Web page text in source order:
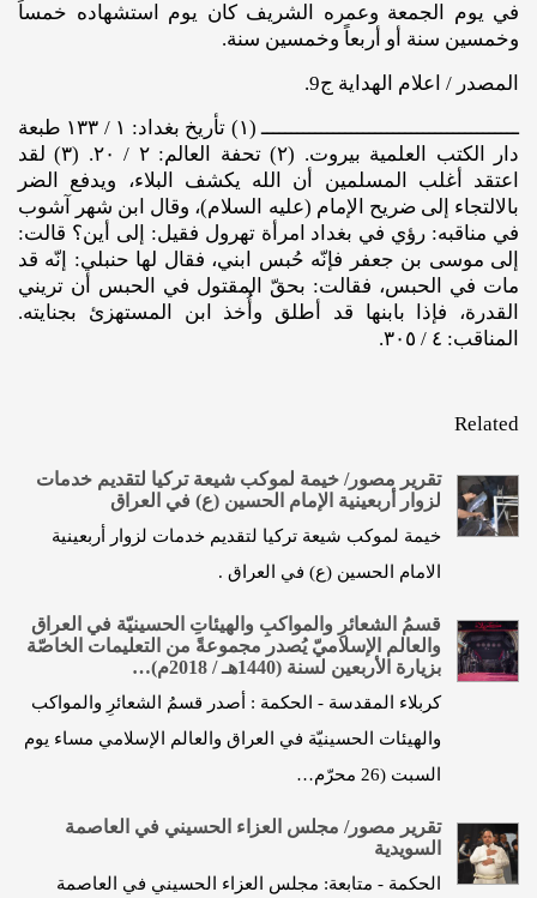
في يوم الجمعة وعمره الشريف كان يوم استشهاده خمساً
وخمسين سنة أو أربعاً وخمسين سنة.
المصدر / اعلام الهداية ج9.
ـــــــــــــــــــــــــــــــــــــــــــ (١) تأريخ بغداد: ١ / ١٣٣ طبعة
دار الكتب العلمية بيروت. (٢) تحفة العالم: ٢ / ٢٠. (٣) لقد
اعتقد أغلب المسلمين أن الله يكشف البلاء، ويدفع الضر
بالالتجاء إلى ضريح الإمام (عليه ‌السلام)، وقال ابن شهر آشوب
في مناقبه: رؤي في بغداد امرأة تهرول فقيل: إلى أين؟ قالت:
إلى موسى بن جعفر فإنّه حُبس ابني، فقال لها حنبلي: إنّه قد
مات في الحبس، فقالت: بحقّ المقتول في الحبس أن تريني
القدرة، فإذا بابنها قد أطلق وأُخذ ابن المستهزئ بجنايته.
المناقب: ٤ / ٣٠٥.
Related
تقرير مصور/ خيمة لموكب شيعة تركيا لتقديم خدمات
لزوار أربعينية الإمام الحسين (ع) في العراق
خيمة لموكب شيعة تركيا لتقديم خدمات لزوار أربعينية
الامام الحسين (ع) في العراق .
قسمُ الشعائرِ والمواكبِ والهيئاتِ الحسينيّة في العراق
والعالم الإسلاميّ يُصدر مجموعةً من التعليمات الخاصّة
بزيارة الأربعين لسنة (1440هـ / 2018م)…
كربلاء المقدسة - الحكمة : أصدر قسمُ الشعائرِ والمواكب
والهيئات الحسينيّة في العراق والعالم الإسلامي مساء يوم
السبت (26 محرّم…
تقرير مصور/ مجلس العزاء الحسيني في العاصمة
السويدية
الحكمة - متابعة: مجلس العزاء الحسيني في العاصمة